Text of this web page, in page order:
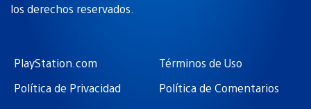
los derechos reservados.
PlayStation.com
Términos de Uso
Política de Privacidad
Política de Comentarios